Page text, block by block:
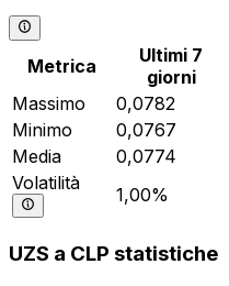
Metrica
Ultimi 7
giorni
Massimo
0,0782
Minimo
0,0767
Media
0,0774
Volatilità
1,00%
UZS a CLP statistiche